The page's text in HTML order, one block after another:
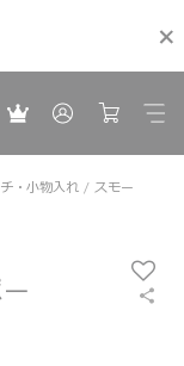
・小物入れ
スモー